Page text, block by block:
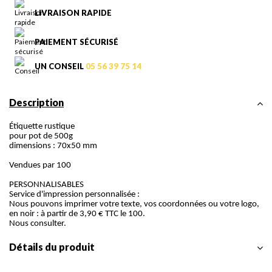
LIVRAISON RAPIDE
PAIEMENT SÉCURISÉ
UN CONSEIL 05 56 39 75 14
Description
Étiquette rustique
pour pot de 500g
dimensions : 70x50 mm
Vendues par 100
PERSONNALISABLES
Service d'impression personnalisée :
Nous pouvons imprimer votre texte, vos coordonnées ou votre logo,
en noir : à partir de 3,90 € TTC le 100.
Nous consulter.
Détails du produit